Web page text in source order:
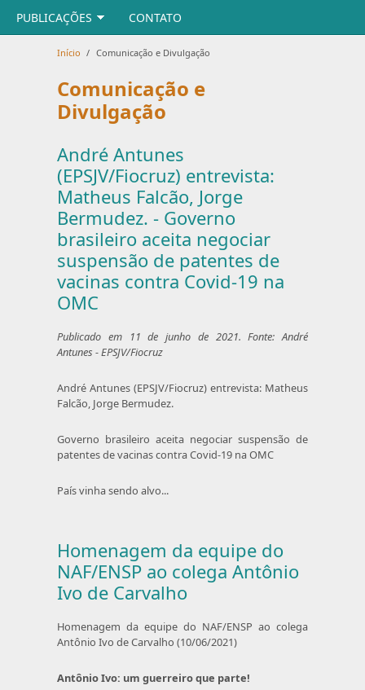
PUBLICAÇÕES CONTATO
Início / Comunicação e Divulgação
Comunicação e
Divulgação
André Antunes
(EPSJV/Fiocruz) entrevista:
Matheus Falcão, Jorge
Bermudez. - Governo
brasileiro aceita negociar
suspensão de patentes de
vacinas contra Covid-19 na
OMC
Publicado em 11 de junho de 2021. Fonte: André
Antunes - EPSJV/Fiocruz
André Antunes (EPSJV/Fiocruz) entrevista: Matheus
Falcão, Jorge Bermudez.
Governo brasileiro aceita negociar suspensão de
patentes de vacinas contra Covid-19 na OMC
País vinha sendo alvo...
Homenagem da equipe do
NAF/ENSP ao colega Antônio
Ivo de Carvalho
Homenagem da equipe do NAF/ENSP ao colega
Antônio Ivo de Carvalho (10/06/2021)
Antônio Ivo: um guerreiro que parte!